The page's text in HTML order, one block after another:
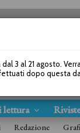
lettura
Redazione
dal 3 al 21 agosto.
dopo questa